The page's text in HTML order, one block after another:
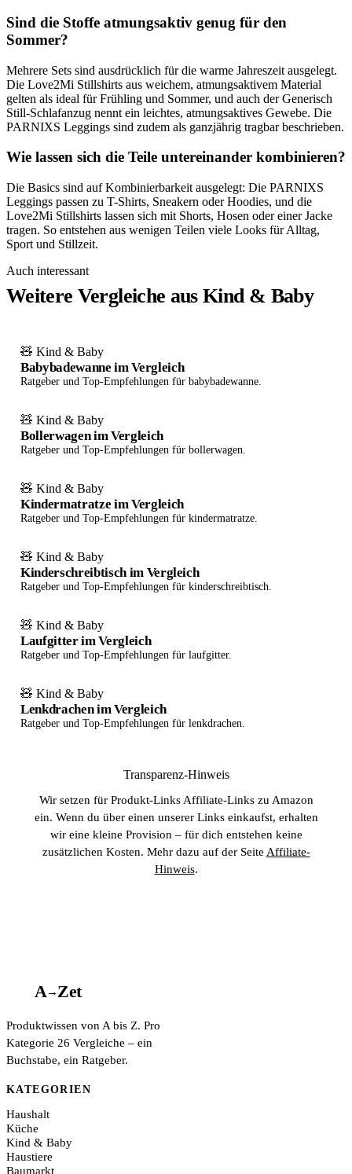
Sind die Stoffe atmungsaktiv genug für den
Sommer?
Mehrere Sets sind ausdrücklich für die warme Jahreszeit ausgelegt.
Die Love2Mi Stillshirts aus weichem, atmungsaktivem Material
gelten als ideal für Frühling und Sommer, und auch der Generisch
Still-Schlafanzug nennt ein leichtes, atmungsaktives Gewebe. Die
PARNIXS Leggings sind zudem als ganzjährig tragbar beschrieben.
Wie lassen sich die Teile untereinander kombinieren?
Die Basics sind auf Kombinierbarkeit ausgelegt: Die PARNIXS
Leggings passen zu T-Shirts, Sneakern oder Hoodies, und die
Love2Mi Stillshirts lassen sich mit Shorts, Hosen oder einer Jacke
tragen. So entstehen aus wenigen Teilen viele Looks für Alltag,
Sport und Stillzeit.
Auch interessant
Weitere Vergleiche aus Kind & Baby
🧸 Kind & Baby
Babybadewanne im Vergleich
Ratgeber und Top-Empfehlungen für babybadewanne.
🧸 Kind & Baby
Bollerwagen im Vergleich
Ratgeber und Top-Empfehlungen für bollerwagen.
🧸 Kind & Baby
Kindermatratze im Vergleich
Ratgeber und Top-Empfehlungen für kindermatratze.
🧸 Kind & Baby
Kinderschreibtisch im Vergleich
Ratgeber und Top-Empfehlungen für kinderschreibtisch.
🧸 Kind & Baby
Laufgitter im Vergleich
Ratgeber und Top-Empfehlungen für laufgitter.
🧸 Kind & Baby
Lenkdrachen im Vergleich
Ratgeber und Top-Empfehlungen für lenkdrachen.
Transparenz-Hinweis
Wir setzen für Produkt-Links Affiliate-Links zu Amazon
ein. Wenn du über einen unserer Links einkaufst, erhalten
wir eine kleine Provision – für dich entstehen keine
zusätzlichen Kosten. Mehr dazu auf der Seite Affiliate-
Hinweis.
A→Zet
Produktwissen von A bis Z. Pro
Kategorie 26 Vergleiche – ein
Buchstabe, ein Ratgeber.
KATEGORIEN
Haushalt
Küche
Kind & Baby
Haustiere
Baumarkt